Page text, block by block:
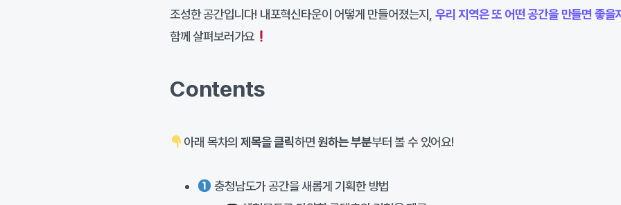
조성한 공간입니다! 내포혁신타운이 어떻게 만들어졌는지, 우리 지역은 또 어떤 공간을 만들면 좋을
함께 살펴보러가요
Contents
아래 목차의제목을 클릭하면원하는 부분부터 볼 수 있어요!
충청남도가 공간을 새롭게 기획한 방법